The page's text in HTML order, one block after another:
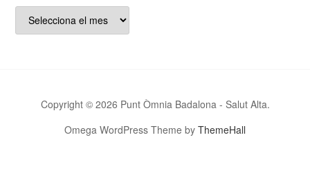
bloc…
Arxius
Copyright © 2026 Punt Òmnia Badalona - Salut Alta.
Omega WordPress Theme by ThemeHall